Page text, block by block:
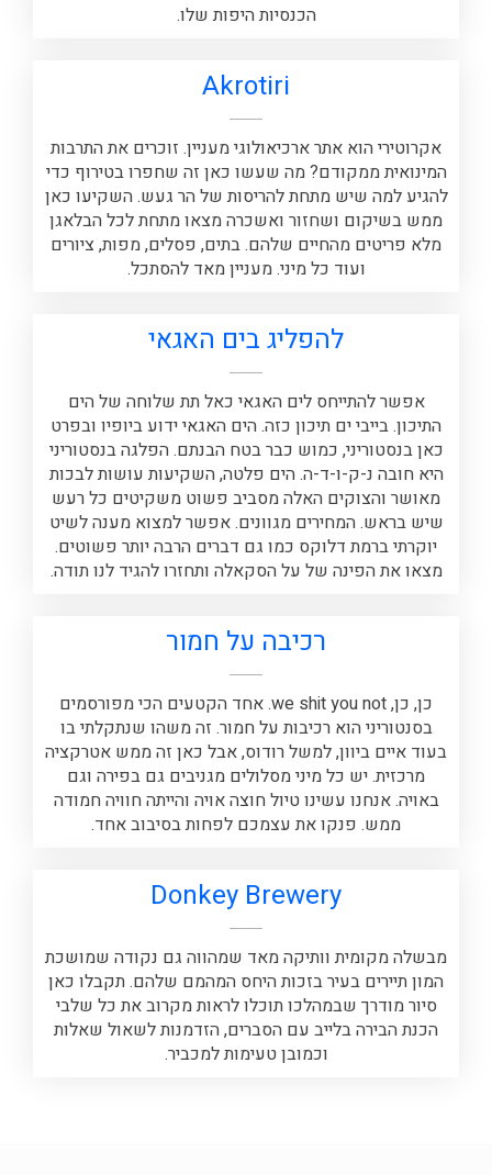
הכנסיות היפות שלו.
Akrotiri
אקרוטירי הוא אתר ארכיאולוגי מעניין. זוכרים את התרבות
המינואית ממקודם? מה שעשו כאן זה שחפרו בטירוף כדי
להגיע למה שיש מתחת להריסות של הר געש. השקיעו כאן
ממש בשיקום ושחזור ואשכרה מצאו מתחת לכל הבלאגן
מלא פריטים מהחיים שלהם. בתים, פסלים, מפות, ציורים
ועוד כל מיני. מעניין מאד להסתכל.
להפליג בים האגאי
אפשר להתייחס לים האגאי כאל תת שלוחה של הים
התיכון. בייבי ים תיכון כזה. הים האגאי ידוע ביופיו ובפרט
כאן בנסטוריני, כמוש כבר בטח הבנתם. הפלגה בנסטוריני
היא חובה נ-ק-ו-ד-ה. הים פלטה, השקיעות עושות לבכות
מאושר והצוקים האלה מסביב פשוט משקיטים כל רעש
שיש בראש. המחירים מגוונים. אפשר למצוא מענה לשיט
יוקרתי ברמת דלוקס כמו גם דברים הרבה יותר פשוטים.
מצאו את הפינה של על הסקאלה ותחזרו להגיד לנו תודה.
רכיבה על חמור
כן, כן, we shit you not. אחד הקטעים הכי מפורסמים
בסנטוריני הוא רכיבות על חמור. זה משהו שנתקלתי בו
בעוד איים ביוון, למשל רודוס, אבל כאן זה ממש אטרקציה
מרכזית. יש כל מיני מסלולים מגניבים גם בפירה וגם
באויה. אנחנו עשינו טיול חוצה אויה והייתה חוויה חמודה
ממש. פנקו את עצמכם לפחות בסיבוב אחד.
Donkey Brewery
מבשלה מקומית וותיקה מאד שמהווה גם נקודה שמושכת
המון תיירים בעיר בזכות היחס המהמם שלהם. תקבלו כאן
סיור מודרך שבמהלכו תוכלו לראות מקרוב את כל שלבי
הכנת הבירה בלייב עם הסברים, הזדמנות לשאול שאלות
וכמובן טעימות למכביר.